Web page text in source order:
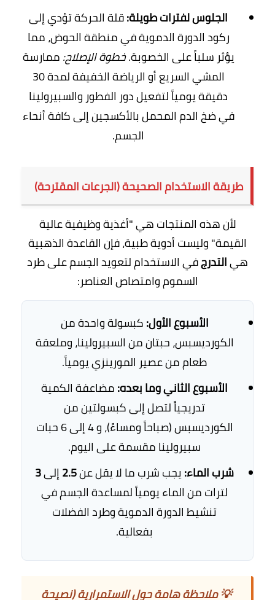
الجلوس لفترات طويلة:قلة الحركة تؤدي إلى
ركود الدورة الدموية في منطقة الحوض، مما
يؤثر سلباً على الخصوبة.خطوة الإصلاح:ممارسة
المشي السريع أو الرياضة الخفيفة لمدة 30
دقيقة يومياً لتفعيل دور الفطور والسبيرولينا
في ضخ الدم المحمل بالأكسجين إلى كافة أنحاء
الجسم.
طريقة الاستخدام الصحيحة (الجرعات المقترحة)
لأن هذه المنتجات هي "أغذية وظيفية عالية
القيمة" وليست أدوية طبية، فإن القاعدة الذهبية
هيالتدرجفي الاستخدام لتعويد الجسم على طرد
السموم وامتصاص العناصر:
الأسبوع الأول:كبسولة واحدة من
الكورديسبس، حبتان من السبيرولينا، وملعقة
طعام من عصير المورينزي يومياً.
الأسبوع الثاني وما بعده:مضاعفة الكمية
تدريجياً لتصل إلى كبسولتين من
الكورديسبس (صباحاً ومساءً)، و 4 إلى 6 حبات
سبيرولينا مقسمة على اليوم.
شرب الماء:يجب شرب ما لا يقل عن2.5إلى3
لترات من الماء يومياً لمساعدة الجسم في
تنشيط الدورة الدموية وطرد الفضلات
بفعالية.
💡 ملاحظة هامة حول الاستمرارية (نصيحة